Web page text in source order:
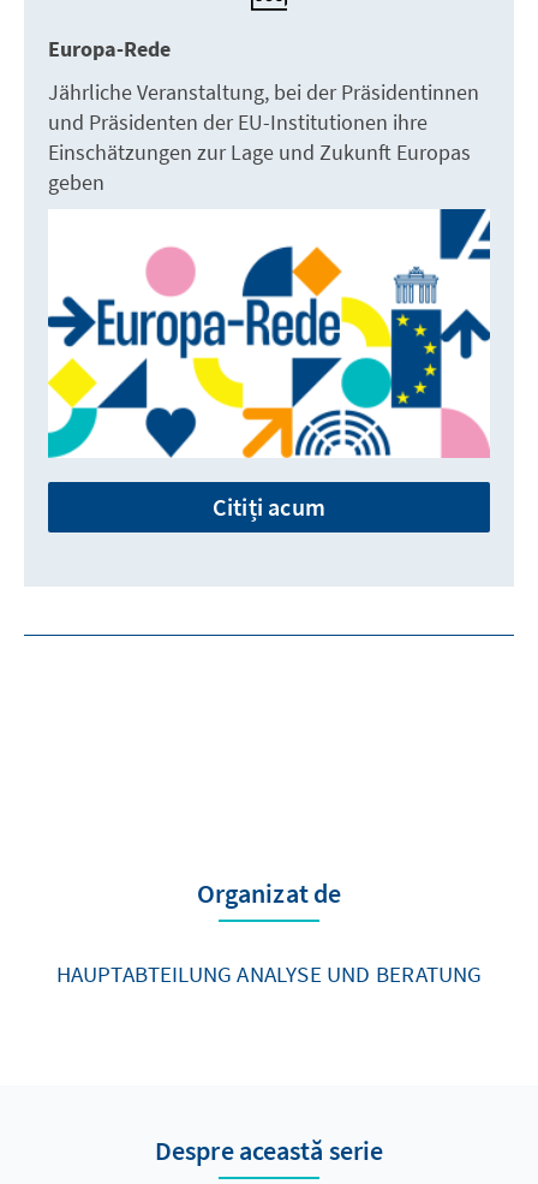
Europa-Rede
Jährliche Veranstaltung, bei der Präsidentinnen
und Präsidenten der EU-Institutionen ihre
Einschätzungen zur Lage und Zukunft Europas
geben
Citiți acum
Organizat de
HAUPTABTEILUNG ANALYSE UND BERATUNG
Despre această serie